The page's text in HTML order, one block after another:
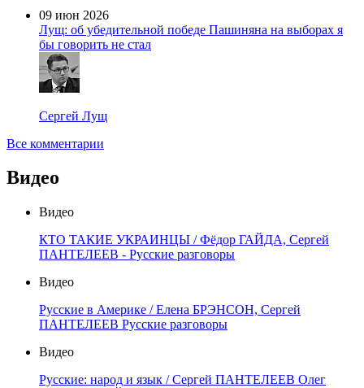
09 июн 2026
Лущ: об убедительной победе Пашиняна на выборах я
бы говорить не стал
Сергей Лущ
Все комментарии
Видео
Видео
КТО ТАКИЕ УКРАИНЦЫ / Фёдор ГАЙДА, Сергей
ПАНТЕЛЕЕВ - Русские разговоры
Видео
Русские в Америке / Елена БРЭНСОН, Сергей
ПАНТЕЛЕЕВ Русские разговоры
Видео
Русские: народ и язык / Сергей ПАНТЕЛЕЕВ Олег